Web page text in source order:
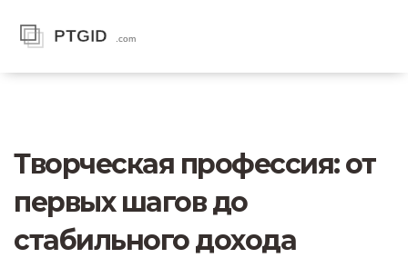
Творческая профессия: от
первых шагов до
стабильного дохода